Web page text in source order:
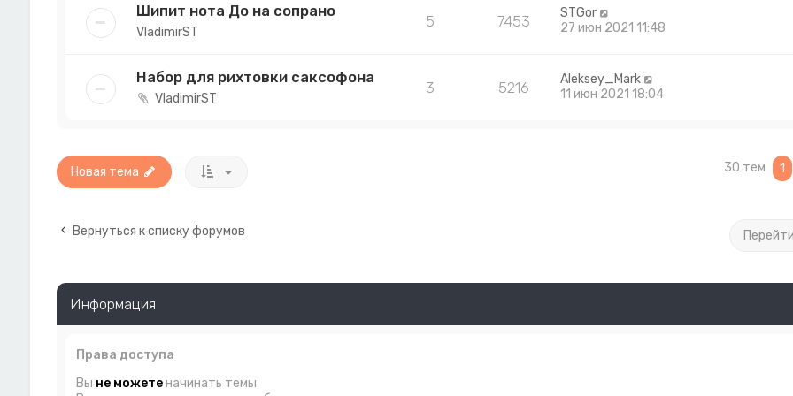
Шипит нота До на сопрано
VladimirST
5 7453
STGor
27 июн 2021 11:48
Набор для рихтовки саксофона
VladimirST
3 5216
Aleksey_Mark
11 июн 2021 18:04
Новая тема 30 тем 1
Вернуться к списку форумов Перейти
Информация
Права доступа
Вы не можетеначинать темы